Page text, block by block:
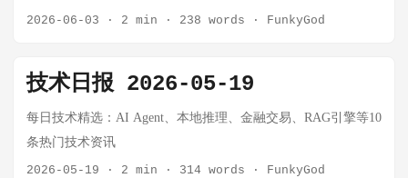
为 AI Agent 提供持久记忆，MarkItDown 突破 14 万星。
2026-06-03 · 2 min · 238 words · FunkyGod
技术日报 2026-05-19
每日技术精选：AI Agent、本地推理、金融交易、RAG引擎等10
条热门技术资讯
2026-05-19 · 2 min · 314 words · FunkyGod